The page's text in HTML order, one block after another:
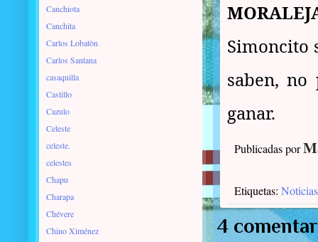
Simoncito
saben, no
ganar.
Publicadas por
Etiquetas: Noticias
4
Canchiota
Canchita
Carlos Lobatòn
Carlos Santana
casaquilla
Castillo
Cazulo
Celeste
celeste.
celestes
Chapu
Charapa
Chévere
Chino Ximénez